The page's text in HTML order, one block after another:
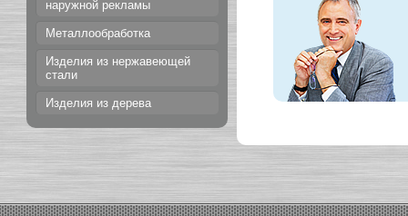
наружной рекламы
Металлообработка
Изделия из нержавеющей
стали
Изделия из дерева